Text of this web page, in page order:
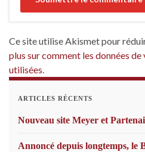
Ce site utilise Akismet pour
plus sur comment les données
utilisées.
ARTICLES RÉCENTS
Nouveau site Meyer et
Annoncé depuis longtemps, le